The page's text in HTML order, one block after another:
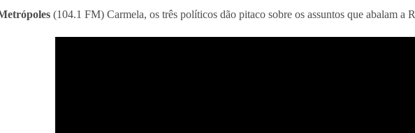
(104.1 FM) Carmela, os três políticos dão pitaco sobre os assuntos que abalam a